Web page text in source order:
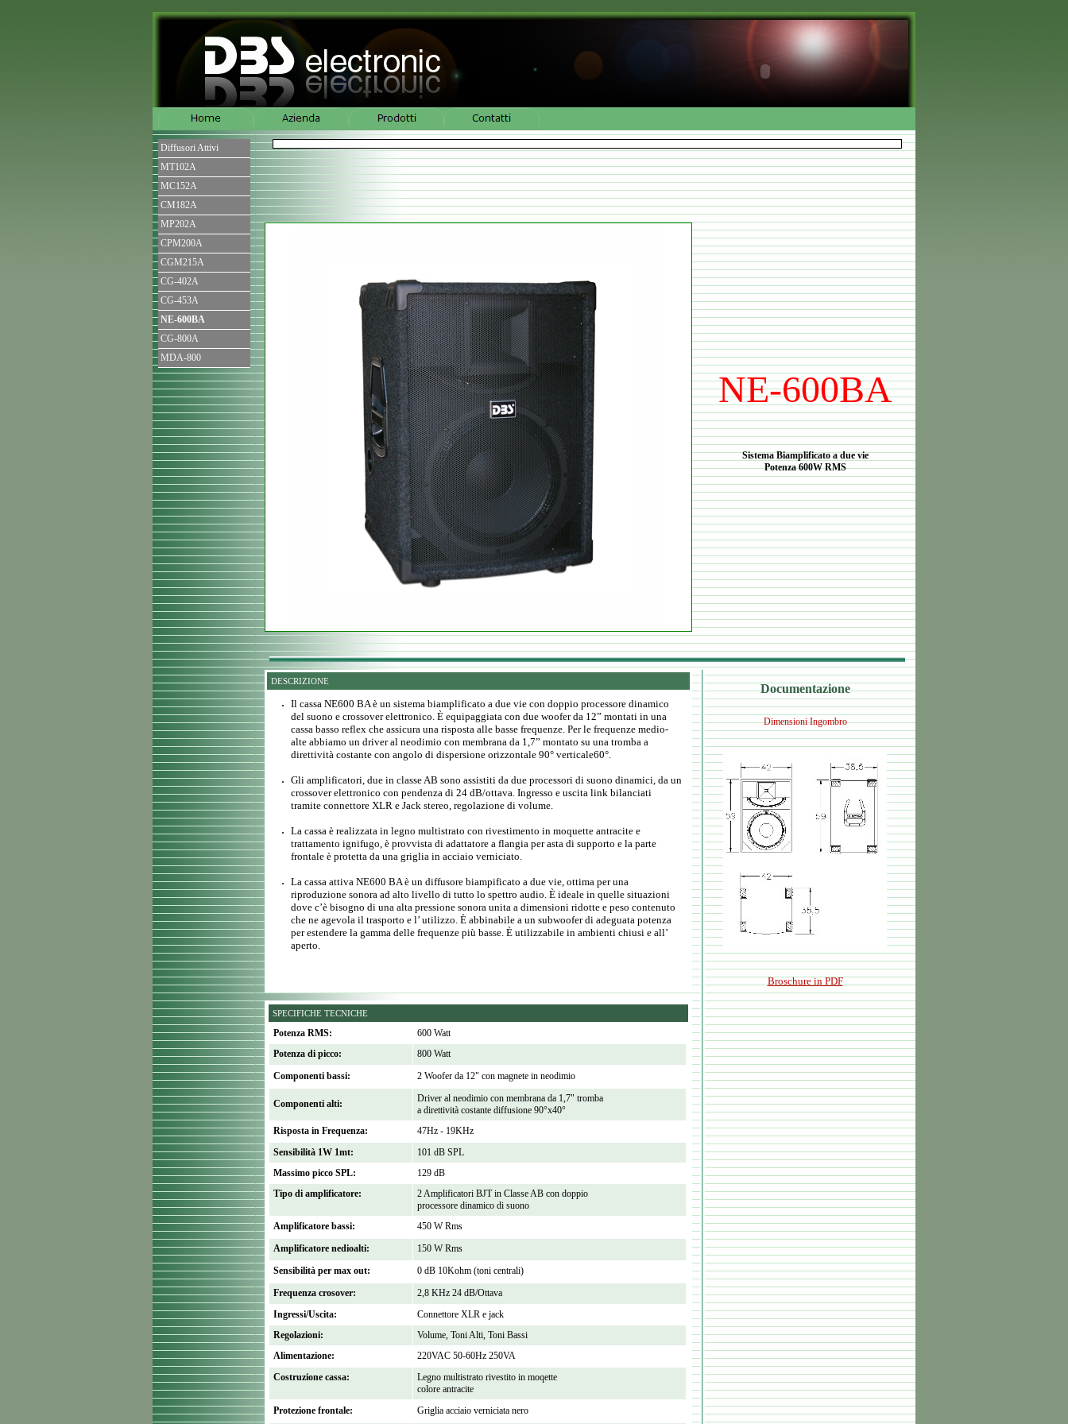
NE-600BA
Sistema Biamplificato a due vie
Potenza 600W RMS
DESCRIZIONE
Il cassa NE600 BA è un sistema biamplificato a due vie con doppio processore dinamico
del suono e crossover elettronico. È equipaggiata con due woofer da 12” montati in una
cassa basso reflex che assicura una risposta alle basse frequenze. Per le frequenze medio-
alte abbiamo un driver al neodimio con membrana da 1,7” montato su una tromba a
direttività costante con angolo di dispersione orizzontale 90° verticale60°.
Gli amplificatori, due in classe AB sono assistiti da due processori di suono dinamici, da un
crossover elettronico con pendenza di 24 dB/ottava. Ingresso e uscita link bilanciati
tramite connettore XLR e Jack stereo, regolazione di volume.
La cassa è realizzata in legno multistrato con rivestimento in moquette antracite e
trattamento ignifugo, è provvista di adattatore a flangia per asta di supporto e la parte
frontale è protetta da una griglia in acciaio verniciato.
La cassa attiva NE600 BA è un diffusore biampificato a due vie, ottima per una
riproduzione sonora ad alto livello di tutto lo spettro audio. È ideale in quelle situazioni
dove c’è bisogno di una alta pressione sonora unita a dimensioni ridotte e peso contenuto
che ne agevola il trasporto e l’ utilizzo. È abbinabile a un subwoofer di adeguata potenza
per estendere la gamma delle frequenze più basse. È utilizzabile in ambienti chiusi e all’
aperto.
Documentazione
Dimensioni Ingombro
Broschure in PDF
SPECIFICHE TECNICHE
Potenza RMS:
600 Watt
Potenza di picco:
800 Watt
Componenti bassi:
2 Woofer da 12" con magnete in neodimio
Componenti alti:
Driver al neodimio con membrana da 1,7" tromba
a direttività costante diffusione 90°x40°
Risposta in Frequenza:
47Hz - 19KHz
Sensibilità 1W 1mt:
101 dB SPL
Massimo picco SPL:
129 dB
Tipo di amplificatore:
2 Amplificatori BJT in Classe AB con doppio
processore dinamico di suono
Amplificatore bassi:
450 W Rms
Amplificatore nedioalti:
150 W Rms
Sensibilità per max out:
0 dB 10Kohm (toni centrali)
Frequenza crosover:
2,8 KHz 24 dB/Ottava
Ingressi/Uscita:
Connettore XLR e jack
Regolazioni:
Volume, Toni Alti, Toni Bassi
Alimentazione:
220VAC 50-60Hz 250VA
Costruzione cassa:
Legno multistrato rivestito in moqette
colore antracite
Protezione frontale:
Griglia acciaio verniciata nero
Diffusori Attivi
MT102A
MC152A
CM182A
MP202A
CPM200A
CGM215A
CG-402A
CG-453A
NE-600BA
CG-800A
MDA-800